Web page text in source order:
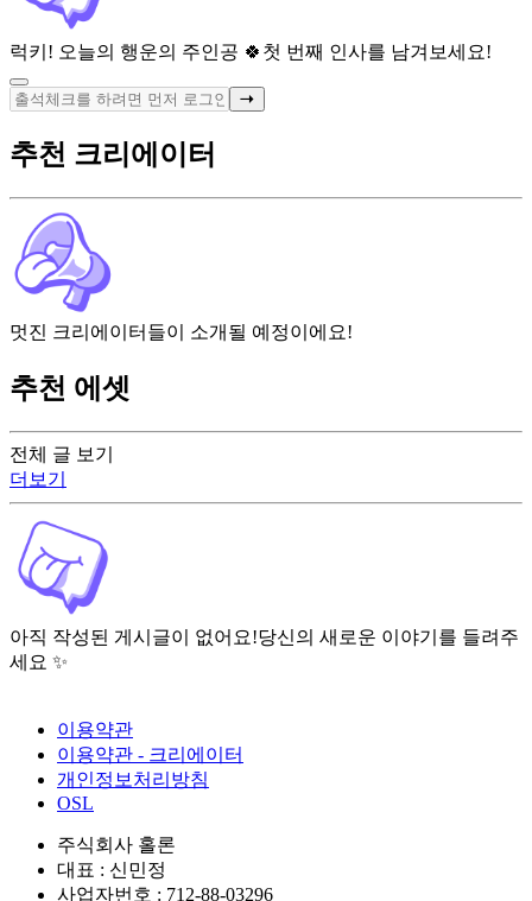
럭키! 오늘의 행운의 주인공 🍀 첫 번째 인사를 남겨보세요!
전체 글 보기
더보기
아직 작성된 게시글이 없어요!당신의 새로운 이야기를 들려주
세요 ✨
추천 크리에이터
멋진 크리에이터들이 소개될 예정이에요!
추천 에셋
이용약관
이용약관 - 크리에이터
개인정보처리방침
OSL
주식회사 홀론
대표 : 신민정
사업자번호 : 712-88-03296